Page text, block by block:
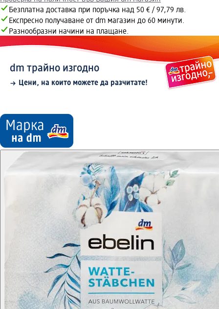
Безплатна доставка при поръчка над 50 € / 97,79 лв.
Експресно получаване от dm магазин до 60 минути.
Разнообразни начини на плащане.
dm трайно изгодно
Цени, на които можете да разчитате!